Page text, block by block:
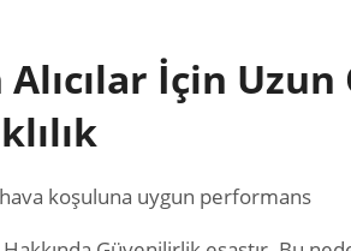
İçin
hava koşuluna uygun performans